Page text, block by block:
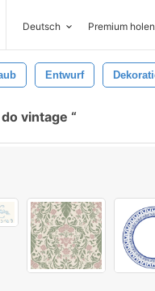
Deutsch Premium holen
Entwurf
vintage